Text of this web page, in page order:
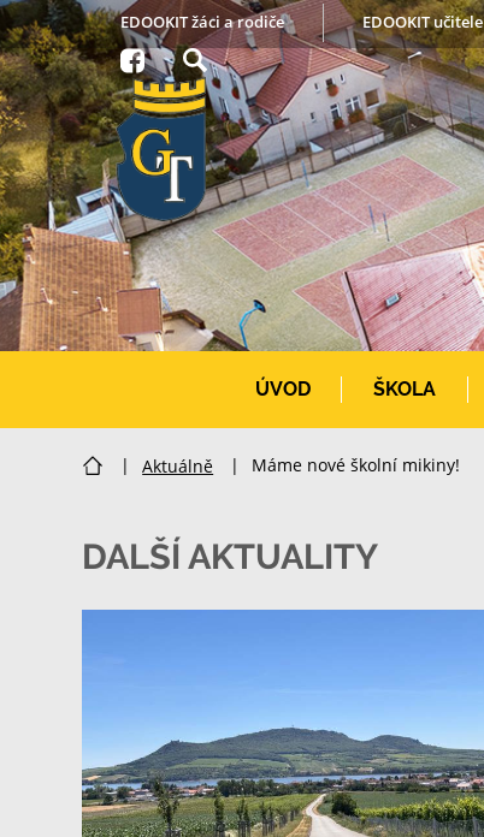
EDOOKIT žáci a rodiče EDOOKIT učitele
ÚVOD ŠKOLA
| Aktuálně | Máme nové školní mikiny!
DALŠÍ AKTUALITY